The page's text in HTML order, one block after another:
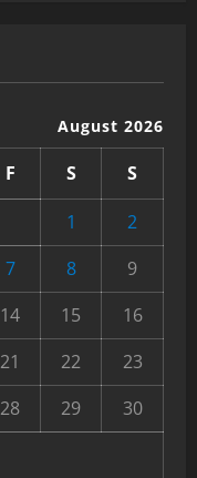
August 2026
F S
S
1
2
7 8
9
14 15
16
21 22
23
28 29
30